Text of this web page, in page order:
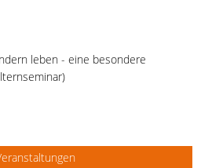
leben - eine besondere